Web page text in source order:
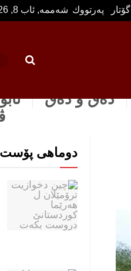
گۆتار په‌رتووك شەممە, ئاب 8, 2026
دەق و دەق
دوماهی پۆست